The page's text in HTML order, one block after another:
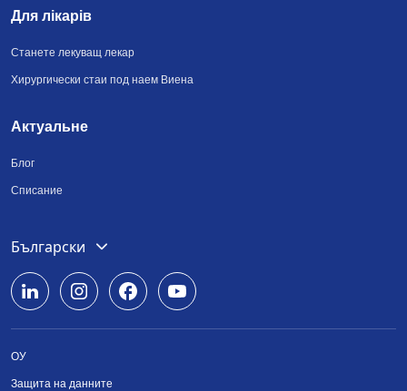
Для лікарів
Станете лекуващ лекар
Хирургически стаи под наем Виена
Актуальне
Блог
Списание
Български
Deutsch
English
Srpski
ОУ
Защита на данните